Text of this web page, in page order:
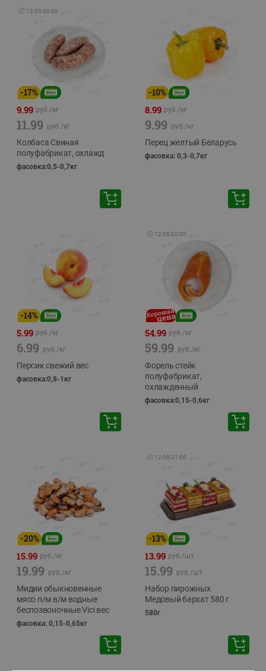
🕘 12:00-20:00
-17%
9.99 руб./кг
11.99 руб./кг
Колбаса Свиная
полуфабрикат, охлажд
фасовка:0,5-0,7кг
-10%
8.99 руб./кг
9.99 руб./кг
Перец желтый Беларусь
фасовка: 0,3-0,7кг
-14%
5.99 руб./кг
6.99 руб./кг
Персик свежий вес
фасовка:0,8-1кг
🕘 12:00-20:00
54.99 руб./кг
59.99 руб./кг
Форель стейк
полуфабрикат,
охлажденный
фасовка:0,15-0,6кг
-20%
15.99 руб./кг
19.99 руб./кг
Мидии обыкновенные
мясо п/м в/м водные
беспозвоночные Vici вес
фасовка: 0,15-0,65кг
🕘 12:00-21:00
-13%
13.99 руб./шт
15.99 руб./шт
Набор пирожных
Медовый бархат 580 г
580г